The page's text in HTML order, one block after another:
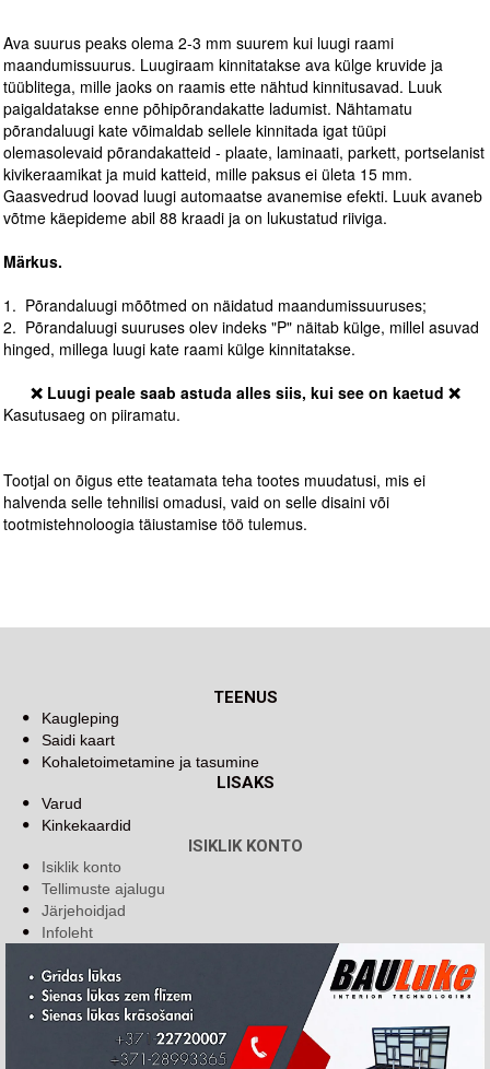
Ava suurus peaks olema 2-3 mm suurem kui luugi raami
maandumissuurus. Luugiraam kinnitatakse ava külge kruvide ja
tüüblitega, mille jaoks on raamis ette nähtud kinnitusavad. Luuk
paigaldatakse enne põhipõrandakatte ladumist. Nähtamatu
põrandaluugi kate võimaldab sellele kinnitada igat tüüpi
olemasolevaid põrandakatteid - plaate, laminaati, parkett, portselanist
kivikeraamikat ja muid katteid, mille paksus ei ületa 15 mm.
Gaasvedrud loovad luugi automaatse avanemise efekti. Luuk avaneb
võtme käepideme abil 88 kraadi ja on lukustatud riiviga.
Märkus.
1. Põrandaluugi mõõtmed on näidatud maandumissuuruses;
2. Põrandaluugi suuruses olev indeks "P" näitab külge, millel asuvad
hinged, millega luugi kate raami külge kinnitatakse.
❌ Luugi peale saab astuda alles siis, kui see on kaetud ❌
Kasutusaeg on piiramatu.
Tootjal on õigus ette teatamata teha tootes muudatusi, mis ei
halvenda selle tehnilisi omadusi, vaid on selle disaini või
tootmistehnoloogia täiustamise töö tulemus.
TEENUS
Kaugleping
Saidi kaart
Kohaletoimetamine ja tasumine
LISAKS
Varud
Kinkekaardid
ISIKLIK KONTO
Isiklik konto
Tellimuste ajalugu
Järjehoidjad
Infoleht